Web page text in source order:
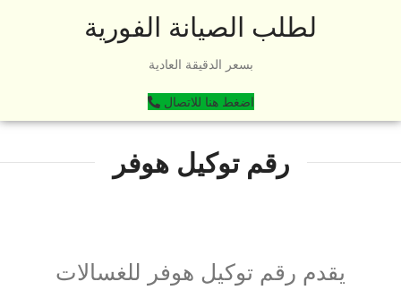
لطلب الصيانة الفورية
بسعر الدقيقة العادية
اضغط هنا للاتصال
رقم توكيل هوفر
يقدم رقم توكيل هوفر للغسالات